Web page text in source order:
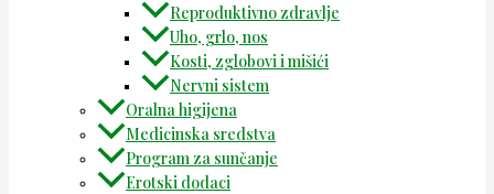
Reproduktivno zdravlje
Uho, grlo, nos
Kosti, zglobovi i mišići
Nervni sistem
Oralna higijena
Medicinska sredstva
Program za sunčanje
Erotski dodaci